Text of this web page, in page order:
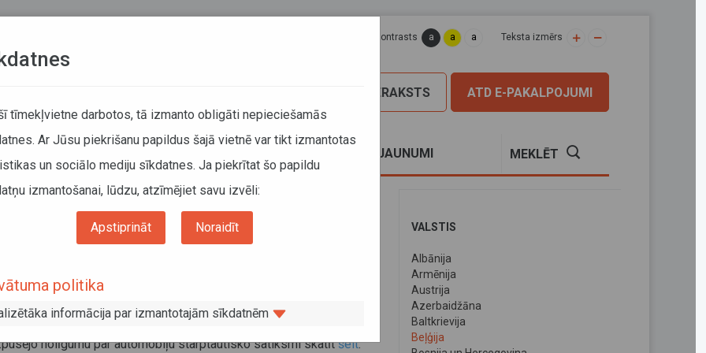
Lapas kontrasts a a a Teksta izmērs
ATD E-PAKALPOJUMI
PIERAKSTS
JAUNUMI MEKLĒT
Republikas valdības un Beļģijas Karalistes daudzpusējais nolīgums
daudzpusējais nolīgums
nolīgumu par automobiļu starptautisko satiksmi skatītšeit.
VALSTIS
Albānija
Armēnija
Austrija
Azerbaidžāna
Baltkrievija
Beļģija
tīmekļvietne darbotos, tā izmanto obligāti nepieciešamās
Ar Jūsu piekrišanu papildus šajā vietnē var tikt izmantotas
un sociālo mediju sīkdatnes. Ja piekrītat šo papildu
izmantošanai, lūdzu, atzīmējiet savu izvēli:
Apstiprināt Noraidīt
politika
informācija par izmantotajām sīkdatnēm